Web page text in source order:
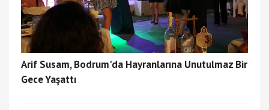
Arif Susam, Bodrum'da Hayranlarına Unutulmaz Bir
Gece Yaşattı